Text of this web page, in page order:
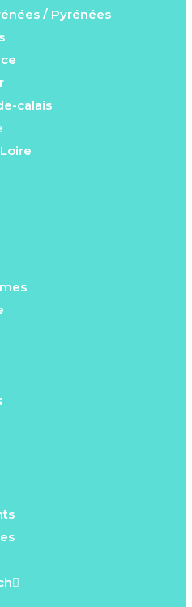
/ Pyrénées
calais